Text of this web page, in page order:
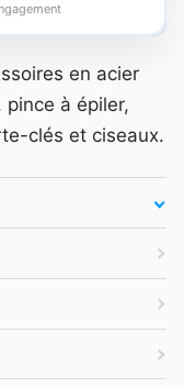
en acier
à épiler,
clés et ciseaux.